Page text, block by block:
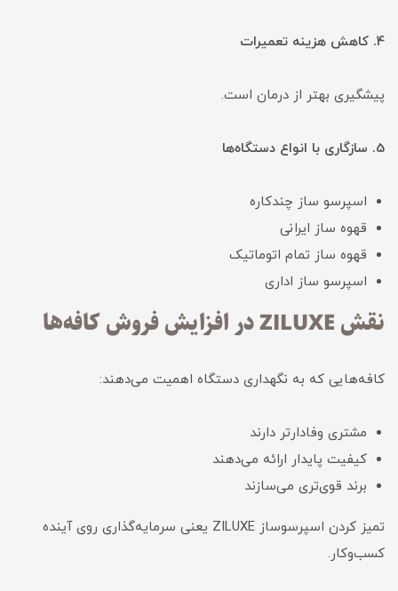
4. کاهش هزینه تعمیرات
پیشگیری بهتر از درمان است.
5. سازگاری با انواع دستگاه‌ها
اسپرسو ساز چندکاره
قهوه ساز ایرانی
قهوه ساز تمام اتوماتیک
اسپرسو ساز اداری
نقش ZILUXE در افزایش فروش کافه‌ها
کافه‌هایی که به نگهداری دستگاه اهمیت می‌دهند:
مشتری وفادارتر دارند
کیفیت پایدار ارائه می‌دهند
برند قوی‌تری می‌سازند
تمیز کردن اسپرسوساز ZILUXE یعنی سرمایه‌گذاری روی آینده
کسب‌وکار.